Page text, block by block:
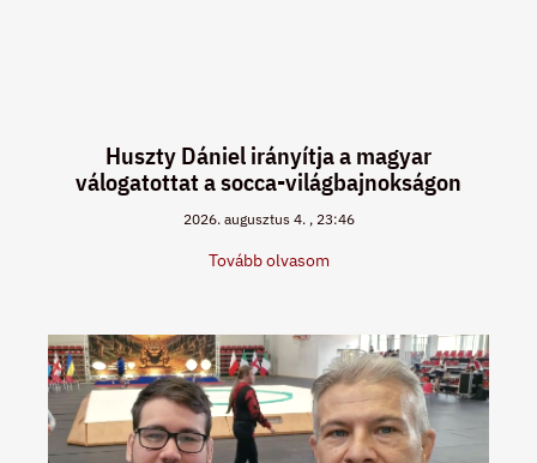
Huszty Dániel irányítja a magyar
válogatottat a socca-világbajnokságon
2026. augusztus 4. 23:46
Tovább olvasom